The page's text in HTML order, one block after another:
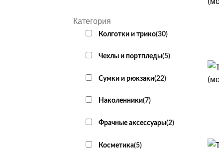
Категория
Колготки и трико(30)
Чехлы и портпледы(5)
Сумки и рюкзаки(22)
Наколенники(7)
Фрачные аксессуары(2)
Косметика(5)